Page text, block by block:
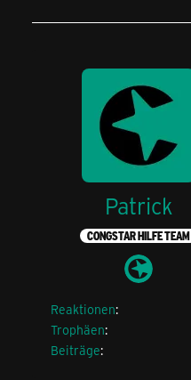
Patrick
CONGSTAR HILFE TEAM
Reaktionen
Trophäen
Beiträge